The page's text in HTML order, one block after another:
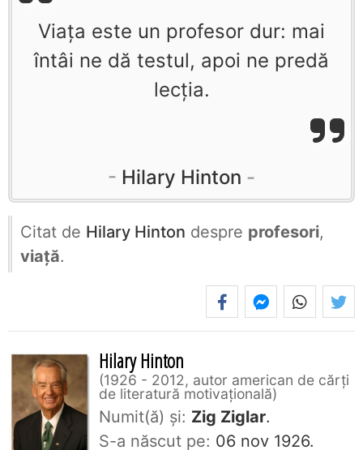
Viaţa este un profesor dur: mai
întâi ne dă testul, apoi ne predă
lecţia.
Hilary Hinton
Citat de Hilary Hinton despre profesori,
viață.
Hilary Hinton
1926 - 2012, autor american de cărți
de literatură motivațională
Numit(ă) și: Zig Ziglar.
S-a născut pe: 06 nov 1926.